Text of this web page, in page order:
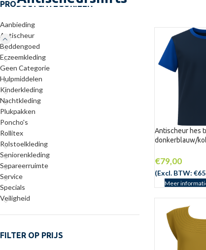
PRODUCTCATEGORIEËN
Aanbieding
Antischeur
Beddengoed
Eczeemkleding
Geen Categorie
Hulpmiddelen
Kinderkleding
Nachtkleding
Plukpakken
Poncho's
Rollitex
Rolstoelkleding
Seniorenkleding
Separeerruimte
Service
Specials
Veiligheid
FILTER OP PRIJS
Antischeur hes
donkerblauw/
€79,00
(Excl. BTW: €
Meer